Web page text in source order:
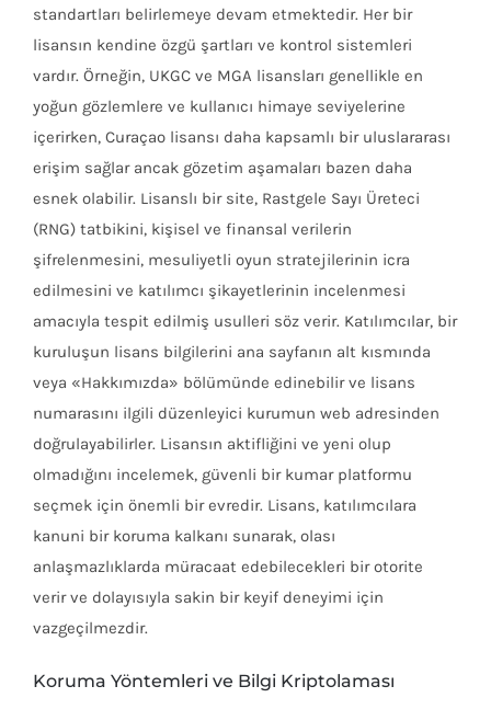
standartları belirlemeye devam etmektedir. Her bir
lisansın kendine özgü şartları ve kontrol sistemleri
vardır. Örneğin, UKGC ve MGA lisansları genellikle en
yoğun gözlemlere ve kullanıcı himaye seviyelerine
içerirken, Curaçao lisansı daha kapsamlı bir uluslararası
erişim sağlar ancak gözetim aşamaları bazen daha
esnek olabilir. Lisanslı bir site, Rastgele Sayı Üreteci
(RNG) tatbikini, kişisel ve finansal verilerin
şifrelenmesini, mesuliyetli oyun stratejilerinin icra
edilmesini ve katılımcı şikayetlerinin incelenmesi
amacıyla tespit edilmiş usulleri söz verir. Katılımcılar, bir
kuruluşun lisans bilgilerini ana sayfanın alt kısmında
veya «Hakkımızda» bölümünde edinebilir ve lisans
numarasını ilgili düzenleyici kurumun web adresinden
doğrulayabilirler. Lisansın aktifliğini ve yeni olup
olmadığını incelemek, güvenli bir kumar platformu
seçmek için önemli bir evredir. Lisans, katılımcılara
kanuni bir koruma kalkanı sunarak, olası
anlaşmazlıklarda müracaat edebilecekleri bir otorite
verir ve dolayısıyla sakin bir keyif deneyimi için
vazgeçilmezdir.
Koruma Yöntemleri ve Bilgi Kriptolaması